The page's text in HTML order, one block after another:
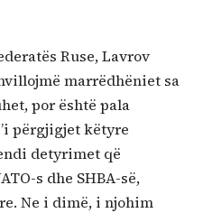
Ruse, Lavrov
marrëdhëniet sa
por është pala
përgjigjet këtyre
detyrimet që
s dhe SHBA-së,
Ne i dimë, i njohim